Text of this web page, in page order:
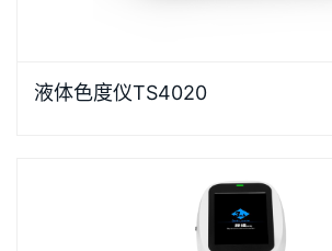
体色度测量设计的高精度色彩分析利器
液体色度仪TS4020